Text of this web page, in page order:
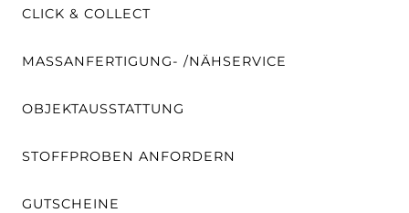
CLICK & COLLECT
MASSANFERTIGUNG- /NÄHSERVICE
OBJEKTAUSSTATTUNG
STOFFPROBEN ANFORDERN
GUTSCHEINE